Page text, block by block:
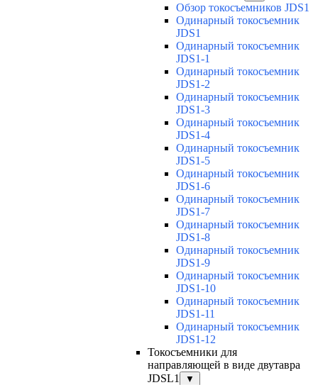
Обзор токосъемников JDS1
Одинарный токосъемник
JDS1
Одинарный токосъемник
JDS1-1
Одинарный токосъемник
JDS1-2
Одинарный токосъемник
JDS1-3
Одинарный токосъемник
JDS1-4
Одинарный токосъемник
JDS1-5
Одинарный токосъемник
JDS1-6
Одинарный токосъемник
JDS1-7
Одинарный токосъемник
JDS1-8
Одинарный токосъемник
JDS1-9
Одинарный токосъемник
JDS1-10
Одинарный токосъемник
JDS1-11
Одинарный токосъемник
JDS1-12
Токосъемники для
направляющей в виде двутавра
JDSL1
▼